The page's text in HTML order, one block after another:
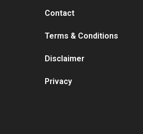
Contact
Terms & Conditions
Disclaimer
Privacy